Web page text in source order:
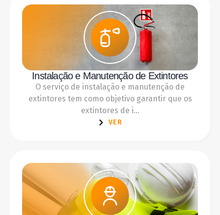
Instalação e Manutenção de Extintores
O serviço de instalação e manutenção de
extintores tem como objetivo garantir que os
extintores de i...
VER